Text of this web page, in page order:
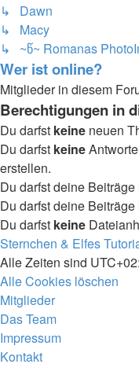
↳ Dawn
↳ Macy
↳ ~წ~ Romanas
Wer ist online?
Mitglieder in diesem
Berechtigungen in
Du darfst keine neuen
Du darfst keine
erstellen.
Du darfst deine
Du darfst deine
Du darfst keine
Sternchen & Elfes
Alle Zeiten sind
Alle Cookies löschen
Mitglieder
Das Team
Impressum
Kontakt